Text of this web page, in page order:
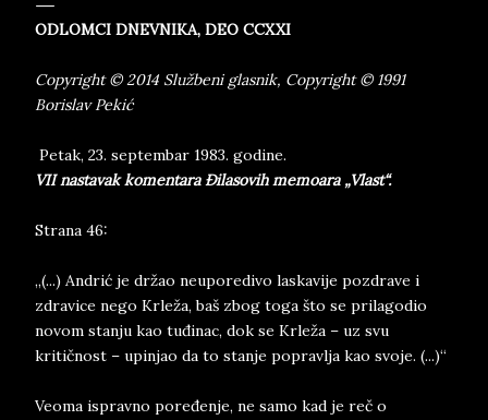
ODLOMCI DNEVNIKA, DEO CCXXI
Copyright © 2014 Službeni glasnik, Copyright © 1991
Borislav Pekić
Petak, 23. septembar 1983. godine.
VII nastavak komentara Đilasovih memoara „Vlast“.
Strana 46:
„(...) Andrić je držao neuporedivo laskavije pozdrave i
zdravice nego Krleža, baš zbog toga što se prilagodio
novom stanju kao tuđinac, dok se Krleža – uz svu
kritičnost – upinjao da to stanje popravlja kao svoje. (...)“
Veoma ispravno poređenje, ne samo kad je reč o